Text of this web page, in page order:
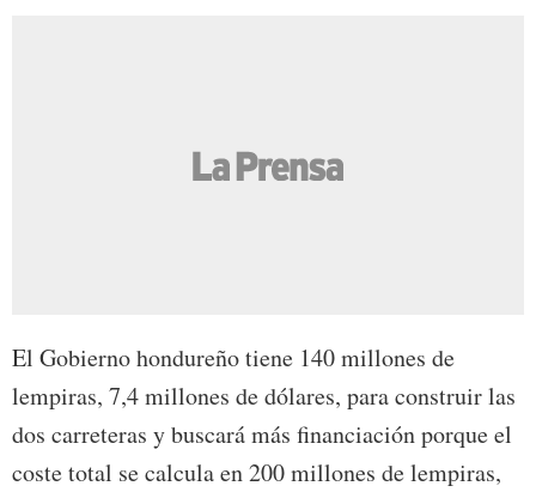
El Gobierno hondureño tiene 140 millones de
lempiras, 7,4 millones de dólares, para construir las
dos carreteras y buscará más financiación porque el
coste total se calcula en 200 millones de lempiras,